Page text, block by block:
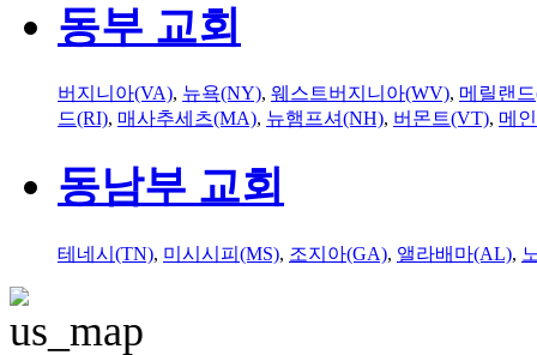
동부 교회
버지니아(VA), 뉴욕(NY), 웨스트버지니아(WV), 메릴랜
드(RI), 매사추세츠(MA), 뉴햄프셔(NH), 버몬트(VT), 메
동남부 교회
테네시(TN), 미시시피(MS), 조지아(GA), 앨라배마(AL),